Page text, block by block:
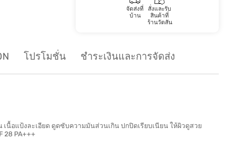
จัดส่งที่
บ้าน
สั่งและรับ
สินค้าที่
ร้านวัตสัน
โปรโมชั่น ชำระเงินและการจัดส่ง
นื้อแป้งละเอียด ดูดซับความมันส่วนเกิน ปกปิดเรียบเนียน ให้ผิวดูสวย
28 PA+++